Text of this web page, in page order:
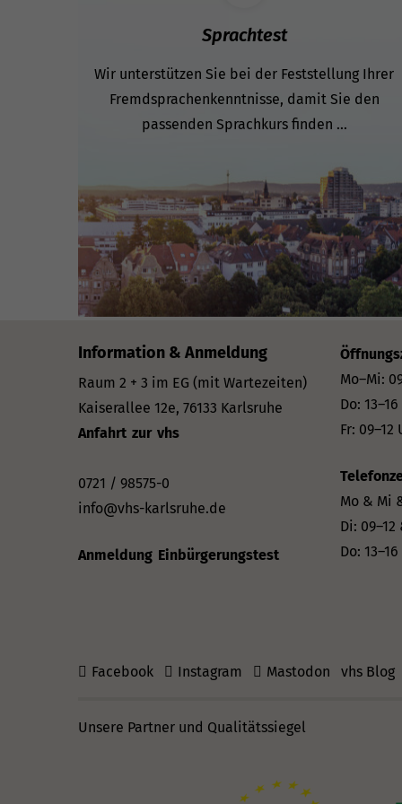
Sprachtest
Wir unterstützen Sie bei der Feststellung Ihrer
Fremdsprachenkenntnisse, damit Sie den
passenden Sprachkurs finden ...
Information & Anmeldung
Raum 2 + 3 im EG (mit Wartezeiten)
Kaiserallee 12e, 76133 Karlsruhe
Anfahrt zur vhs
0721 / 98575-0
info@vhs-karlsruhe.de
Anmeldung Einbürgerungstest
Mo–Mi:
Do:
Fr: 09–12
Mo & Mi
Di: 09–12
Do:
Facebook Instagram Mastodon vhs Blog
Unsere Partner und Qualitätssiegel